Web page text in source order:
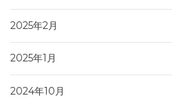
2025年2月
2025年1月
2024年10月